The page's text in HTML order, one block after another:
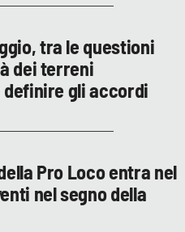
tra le questioni
dei terreni
gli accordi
Pro Loco entra nel
nel segno della